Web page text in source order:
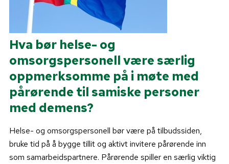
Hva bør helse- og
omsorgspersonell være særlig
oppmerksomme på i møte med
pårørende til samiske personer
med demens?
Helse- og omsorgspersonell bør være på tilbudssiden,
bruke tid på å bygge tillit og aktivt invitere pårørende inn
som samarbeidspartnere. Pårørende spiller en særlig viktig